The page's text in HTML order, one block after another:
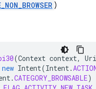
)
(Context context,
Uri
new Intent(Intent.
.CATEGORY_BROWSABLE)